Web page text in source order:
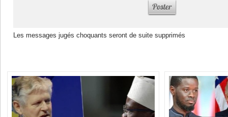
Les messages jugés choquants seront de suite supprimés